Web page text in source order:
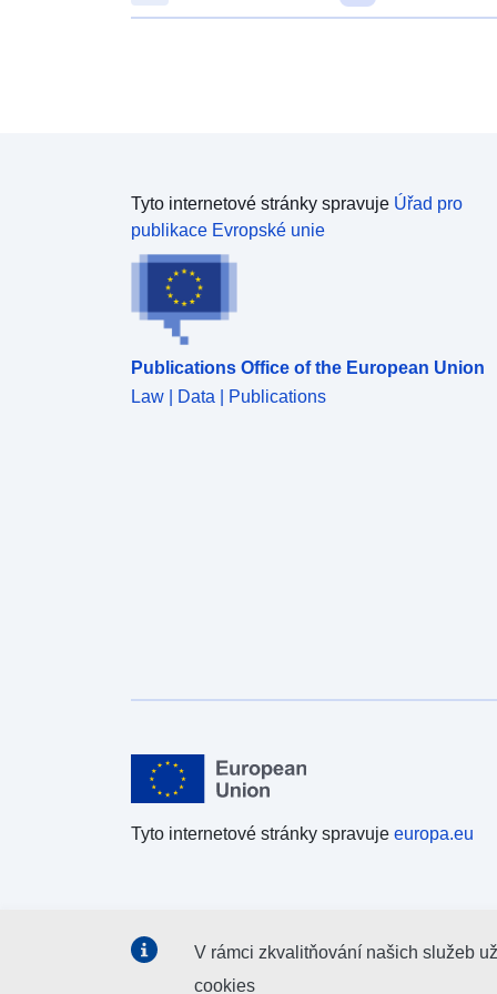
Tyto internetové stránky spravuje Úřad pro
publikace Evropské unie
Publications Office of the European Union
Law | Data | Publications
Tyto internetové stránky spravuje europa.eu
V rámci zkvalitňování našich služeb
cookies